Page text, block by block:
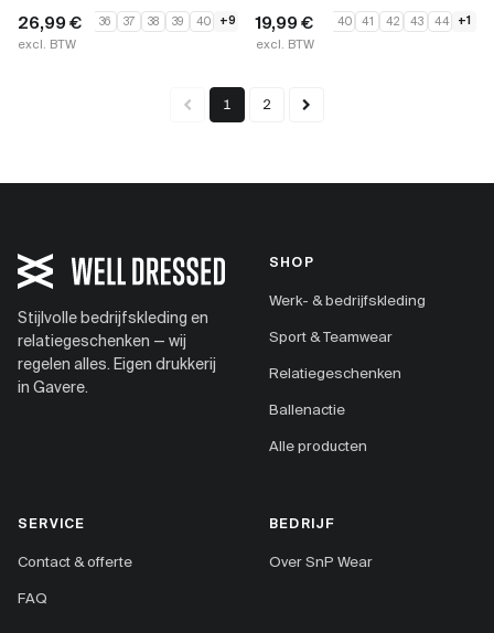
26,99 €
excl. BTW
36 37 38 39 40 +9 19,99 €
excl. BTW
40 41 42 43 44 +1
1 2
Stijlvolle bedrijfskleding en
relatiegeschenken — wij
regelen alles. Eigen drukkerij
in Gavere.
SHOP
Werk- & bedrijfskleding
Sport & Teamwear
Relatiegeschenken
Ballenactie
Alle producten
SERVICE
Contact & offerte
FAQ
BEDRIJF
Over SnP Wear